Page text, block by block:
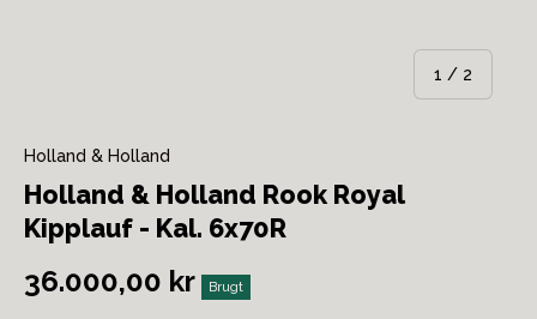
1 / af
2
Holland & Holland
Holland & Holland Rook Royal
Kipplauf - Kal. 6x70R
36.000,00 kr Brugt